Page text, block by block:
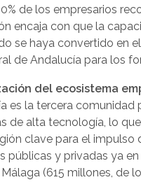
de los empresarios
encaja con que la
se haya convertido en
de Andalucía para los
del ecosistema
es la tercera comunidad
de alta tecnología, lo
clave para el impulso
públicas y privadas ya
Málaga (615 millones, de